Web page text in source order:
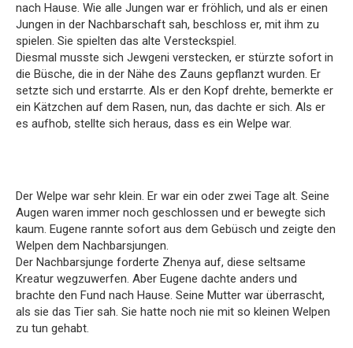
nach Hause. Wie alle Jungen war er fröhlich, und als er einen
Jungen in der Nachbarschaft sah, beschloss er, mit ihm zu
spielen. Sie spielten das alte Versteckspiel.
Diesmal musste sich Jewgeni verstecken, er stürzte sofort in
die Büsche, die in der Nähe des Zauns gepflanzt wurden. Er
setzte sich und erstarrte. Als er den Kopf drehte, bemerkte er
ein Kätzchen auf dem Rasen, nun, das dachte er sich. Als er
es aufhob, stellte sich heraus, dass es ein Welpe war.
Der Welpe war sehr klein. Er war ein oder zwei Tage alt. Seine
Augen waren immer noch geschlossen und er bewegte sich
kaum. Eugene rannte sofort aus dem Gebüsch und zeigte den
Welpen dem Nachbarsjungen.
Der Nachbarsjunge forderte Zhenya auf, diese seltsame
Kreatur wegzuwerfen. Aber Eugene dachte anders und
brachte den Fund nach Hause. Seine Mutter war überrascht,
als sie das Tier sah. Sie hatte noch nie mit so kleinen Welpen
zu tun gehabt.